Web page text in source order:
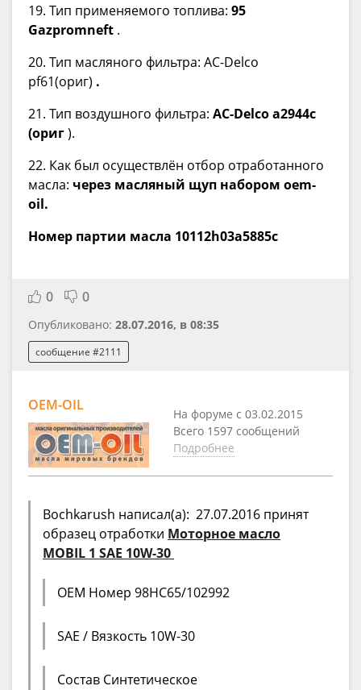
19. Тип применяемого топлива: 95
Gazpromneft .
20. Тип масляного фильтра: AC-Delco
pf61(ориг) .
21. Тип воздушного фильтра: AC-Delco a2944c
(ориг).
22. Как был осуществлён отбор отработанного
масла: через масляный щуп набором oem-
oil.
Номер партии масла 10112h03a5885c
0 0
Опубликовано: 28.07.2016, в 08:35
сообщение #2111
OEM-OIL
На форуме с 03.02.2015
Всего 1597 сообщений
Подробнее
Bochkarush написал(а): 27.07.2016 принят
образец отработки Моторное масло
MOBIL 1 SAE 10W-30
OEM Номер 98HC65/102992
SAE / Вязкость 10W-30
Состав Синтетическое